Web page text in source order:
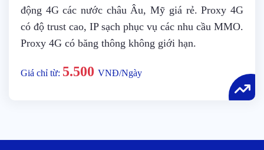
động 4G các nước châu Âu, Mỹ giá rẻ. Proxy 4G
có độ trust cao, IP sạch phục vụ các nhu cầu MMO.
Proxy 4G có băng thông không giới hạn.
Giá chỉ từ: 5.500 VNĐ/Ngày